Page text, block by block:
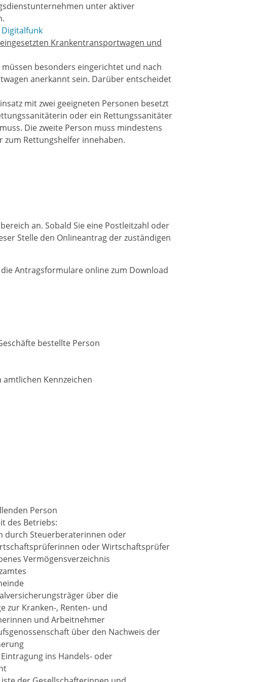
unter aktiver
Krankentransportwagen und
besonders eingerichtet und nach
anerkannt sein. Darüber entscheidet
mit zwei geeigneten Personen besetzt
oder ein Rettungssanitäter
Die zweite Person muss mindestens
Rettungshelfer innehaben.
an. Sobald Sie eine Postleitzahl oder
Stelle den Onlineantrag der zuständigen
Antragsformulare online zum Download
bestellte Person
Kennzeichen
Person
des Betriebs:
durch Steuerberaterinnen oder
oder Wirtschaftsprüfer
Vermögensverzeichnis
über die
zur Kranken-, Renten- und
und Arbeitnehmer
über den Nachweis der
ins Handels- oder